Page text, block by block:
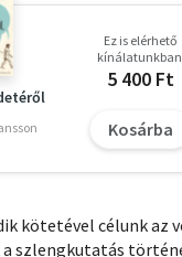
Ez is elérhető
5 400 Ft
Kosárba
kötetével célunk az
szlengkutatás